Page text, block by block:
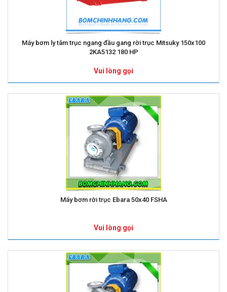
Máy bơm ly tâm trục ngang đầu gang rời trục Mitsuky 150x100
2KA5132 180 HP
Vui lòng gọi
Máy bơm rời trục Ebara 50x40 FSHA
Vui lòng gọi